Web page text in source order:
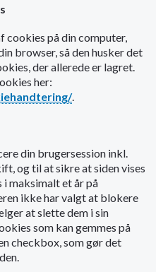
cookies på din computer,
browser, så den husker det
der allerede er lagret.
her:
.
din brugersession inkl.
og til at sikre at siden vises
i maksimalt et år på
ikke har valgt at blokere
at slette dem i sin
som kan gemmes på
checkbox, som gør det